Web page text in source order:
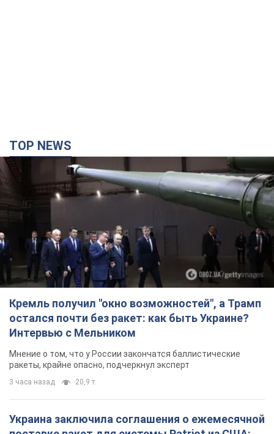
TOP NEWS
Кремль получил "окно возможностей", а Трамп
остался почти без ракет: как быть Украине?
Интервью с Мельником
Мнение о том, что у России закончатся баллистические
ракеты, крайне опасно, подчеркнул эксперт
3 часа назад 20,9 т.
Украина заключила соглашения о ежемесячной